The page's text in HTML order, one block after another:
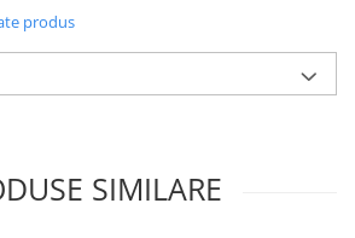
produs
SIMILARE